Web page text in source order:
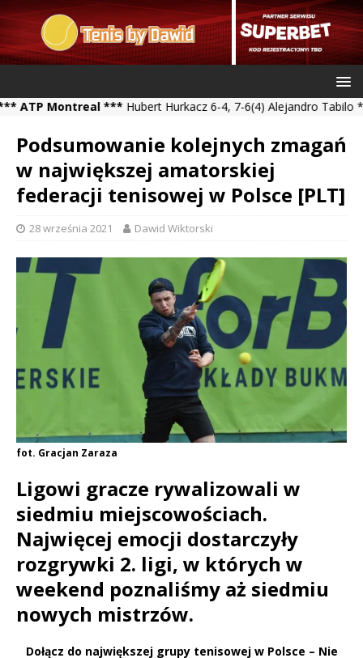
Montreal ***Hubert Hurkacz 6-4, 7-6(4) Alejandro Tabilo ***
Podsumowanie kolejnych zmagań
w największej amatorskiej
federacji tenisowej w Polsce [PLT]
28 września 2021 Dawid Wiktorski
fot. Gracjan Zaraza
Ligowi gracze rywalizowali w
siedmiu miejscowościach.
Najwięcej emocji dostarczyły
rozgrywki 2. ligi, w których w
weekend poznaliśmy aż siedmiu
nowych mistrzów.
Dołącz do największej grupy tenisowej w Polsce – Nie